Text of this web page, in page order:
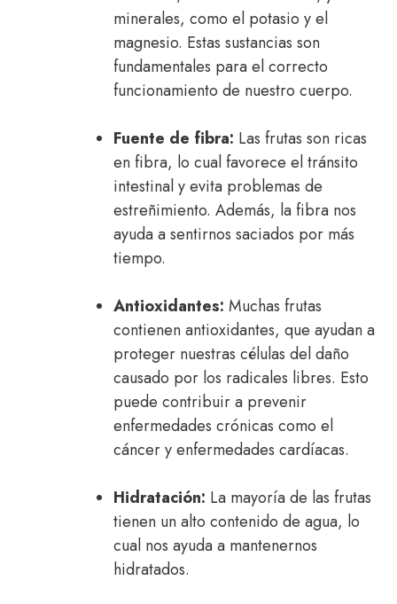
minerales, como el potasio y el
magnesio. Estas sustancias son
fundamentales para el correcto
funcionamiento de nuestro cuerpo.
Fuente de fibra: Las frutas son ricas
en fibra, lo cual favorece el tránsito
intestinal y evita problemas de
estreñimiento. Además, la fibra nos
ayuda a sentirnos saciados por más
tiempo.
Antioxidantes: Muchas frutas
contienen antioxidantes, que ayudan a
proteger nuestras células del daño
causado por los radicales libres. Esto
puede contribuir a prevenir
enfermedades crónicas como el
cáncer y enfermedades cardíacas.
Hidratación: La mayoría de las frutas
tienen un alto contenido de agua, lo
cual nos ayuda a mantenernos
hidratados.